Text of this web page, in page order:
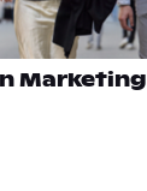
Marketing